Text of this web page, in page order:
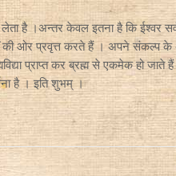
है ।अन्तर केवल इतना है कि ईश्वर
ओर प्रवृत्त करते हैं । अपने संकल्प के
प्राप्त कर ब्रह्म से एकमेक हो जाते
है । इति शुभम् ।